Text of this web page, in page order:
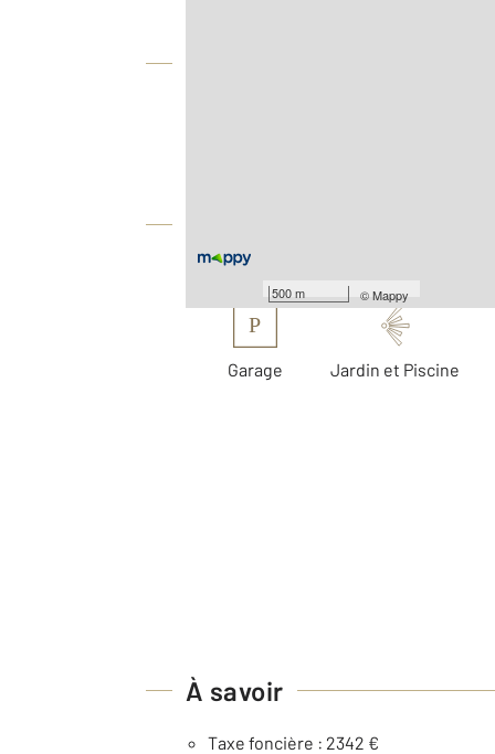
500 m ©Mappy
P
Garage Jardin et Piscine
À savoir
Taxe foncière : 2342 €